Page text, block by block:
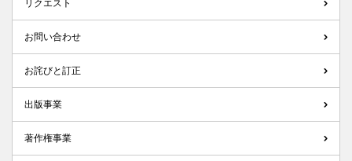
リクエスト
お問い合わせ
お詫びと訂正
出版事業
著作権事業